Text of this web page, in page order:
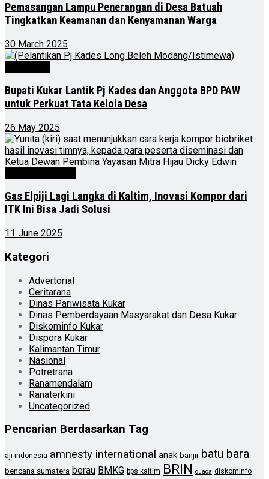
Pemasangan Lampu Penerangan di Desa Batuah
Tingkatkan Keamanan dan Kenyamanan Warga
30 March 2025
Bupati Kukar Lantik Pj Kades dan Anggota BPD PAW
untuk Perkuat Tata Kelola Desa
26 May 2025
Gas Elpiji Lagi Langka di Kaltim, Inovasi Kompor dari
ITK Ini Bisa Jadi Solusi
11 June 2025
Kategori
Advertorial
Ceritarana
Dinas Pariwisata Kukar
Dinas Pemberdayaan Masyarakat dan Desa Kukar
Diskominfo Kukar
Dispora Kukar
Kalimantan Timur
Nasional
Potretrana
Ranamendalam
Ranaterkini
Uncategorized
Pencarian Berdasarkan Tag
aji indonesia amnesty international anak banjir batu bara
bencana sumatera berau BMKG bps kaltim BRIN cuaca diskominfo